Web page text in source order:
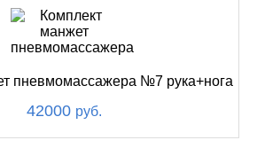
пневмомассажера №7 рука+нога
42000 руб.